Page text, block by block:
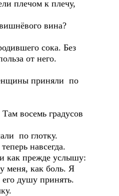
плечом к плечу,
вина?
сока. Без
от него.
приняли по
восемь градусов
по глотку.
навсегда.
как прежде услышу:
меня, как боль. Я
душу принять.